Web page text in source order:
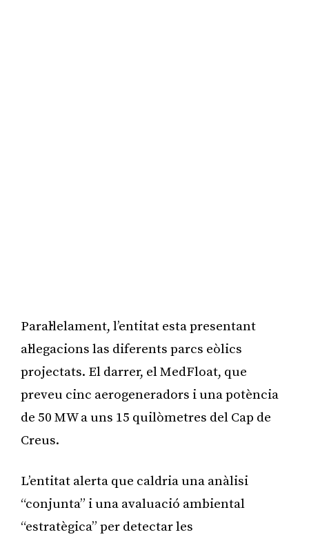
Paral·lelament, l’entitat esta presentant
al·legacions las diferents parcs eòlics
projectats. El darrer, el MedFloat, que
preveu cinc aerogeneradors i una potència
de 50 MW a uns 15 quilòmetres del Cap de
Creus.
L’entitat alerta que caldria una anàlisi
“conjunta” i una avaluació ambiental
“estratègica” per detectar les